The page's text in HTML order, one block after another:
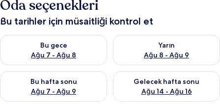
Oda seçenekleri
Bu tarihler için müsaitliği kontrol et
Bu gece
Ağu 7 - Ağu 8
Bu gece için müsaitliği kontrol et Ağu 7 - Ağu 8
Yarın
Ağu 8 - Ağu 9
Yarın için müsaitliği kontrol
Bu hafta sonu
Ağu 7 - Ağu 9
Bu hafta sonu için müsaitliği kontrol et Ağu 7 - Ağu 9
Gelecek hafta sonu
Ağu 14 - Ağu 16
Önümüzdeki hafta sonu için